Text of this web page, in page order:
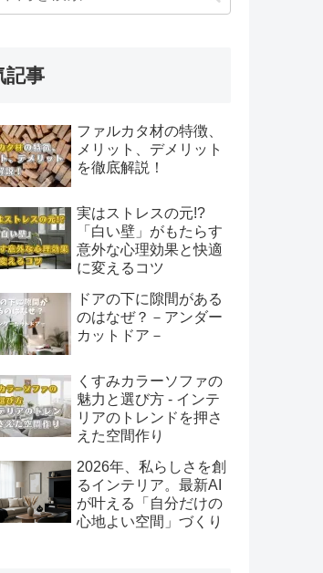
記事
ファルカタ材の特徴、
メリット、デメリット
を徹底解説！
実はストレスの元!?
「白い壁」がもたらす
意外な心理効果と快適
に変えるコツ
ドアの下に隙間がある
のはなぜ？－アンダー
カットドア－
くすみカラーソファの
魅力と選び方 - インテ
リアのトレンドを押さ
えた空間作り
2026年、私らしさを創
るインテリア。最新AI
が叶える「自分だけの
心地よい空間」づくり